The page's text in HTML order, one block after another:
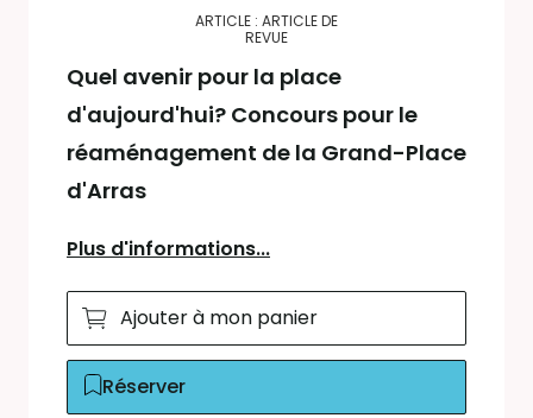
ARTICLE : ARTICLE DE
REVUE
Quel avenir pour la place
d'aujourd'hui? Concours pour le
réaménagement de la Grand-Place
d'Arras
Plus d'informations...
Ajouter à mon panier
Réserver